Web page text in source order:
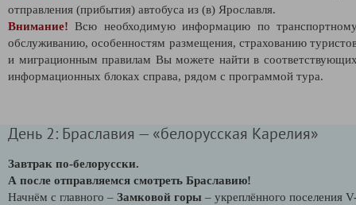
отправления (прибытия) автобуса из (в) Ярославля.
Внимание!Всю необходимую информацию по
обслуживанию, особенностям размещения, страхованию
и миграционным правилам Вы можете найти в
информационных блоках справа, рядом с программой тура.
День 2: Браславия — «белорусская Карелия»
Завтрак по-белорусски.
А после отправляемся смотреть Браславию!
Начнём с главного – Замковой горы – укреплённого поселения